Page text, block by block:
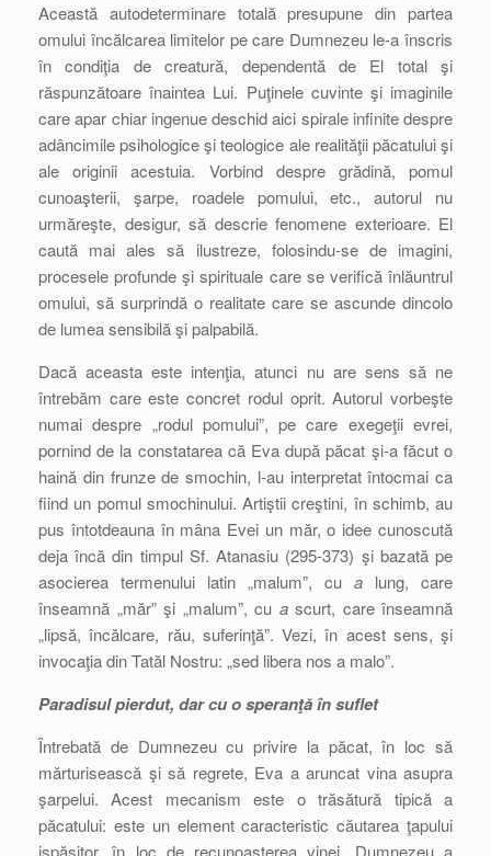
Această autodeterminare totală presupune din partea
omului încălcarea limitelor pe care Dumnezeu le-a înscris
în condiţia de creatură, dependentă de El total şi
răspunzătoare înaintea Lui. Puţinele cuvinte şi imaginile
care apar chiar ingenue deschid aici spirale infinite despre
adâncimile psihologice şi teologice ale realităţii păcatului şi
ale originii acestuia. Vorbind despre grădină, pomul
cunoaşterii, şarpe, roadele pomului, etc., autorul nu
urmăreşte, desigur, să descrie fenomene exterioare. El
caută mai ales să ilustreze, folosindu-se de imagini,
procesele profunde şi spirituale care se verifică înlăuntrul
omului, să surprindă o realitate care se ascunde dincolo
de lumea sensibilă şi palpabilă.
Dacă aceasta este intenţia, atunci nu are sens să ne
întrebăm care este concret rodul oprit. Autorul vorbeşte
numai despre „rodul pomului”, pe care exegeţii evrei,
pornind de la constatarea că Eva după păcat şi-a făcut o
haină din frunze de smochin, l-au interpretat întocmai ca
fiind un pomul smochinului. Artiştii creştini, în schimb, au
pus întotdeauna în mâna Evei un măr, o idee cunoscută
deja încă din timpul Sf. Atanasiu (295-373) şi bazată pe
asocierea termenului latin „malum”, cu a lung, care
înseamnă „măr” şi „malum”, cu ascurt, care înseamnă
„lipsă, încălcare, rău, suferinţă”. Vezi, în acest sens, şi
invocaţia din Tatăl Nostru: „sed libera nos a malo”.
Paradisul pierdut, dar cu o speranţă în suflet
Întrebată de Dumnezeu cu privire la păcat, în loc să
mărturisească şi să regrete, Eva a aruncat vina asupra
şarpelui. Acest mecanism este o trăsătură tipică a
păcatului: este un element caracteristic căutarea ţapului
ispăşitor, în loc de recunoaşterea vinei. Dumnezeu a